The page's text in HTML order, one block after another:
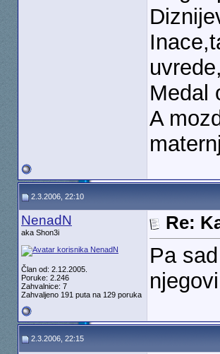
Medal
A
2.3.2006, 22:10
NenadN
aka Shon3i
Član od: 2.12.2005.
Poruke: 2.246
Zahvalnice: 7
Zahvaljeno 191 puta na 129 poruka
Re:
Pa
2.3.2006, 22:15